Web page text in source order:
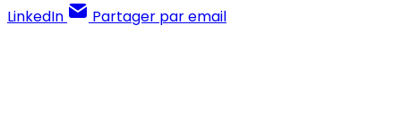
LinkedIn
Partager par email